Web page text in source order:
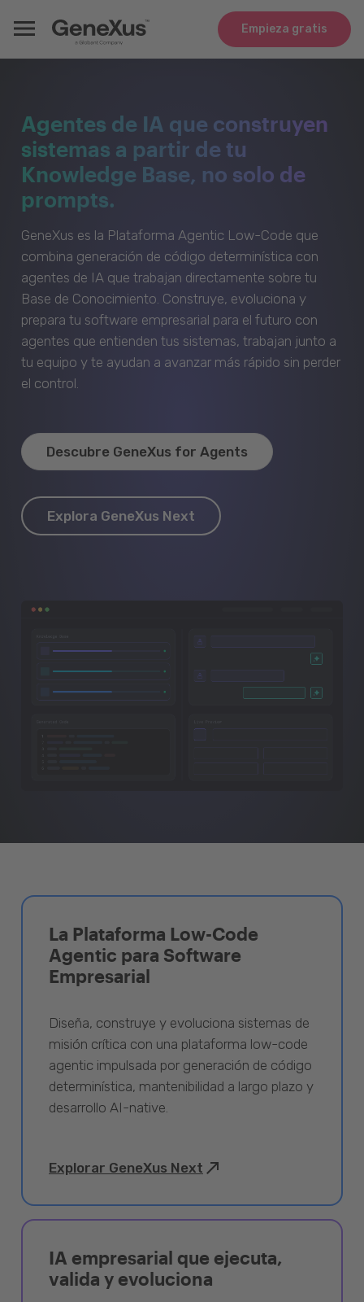
Empieza gratis
Agentes de IA que construyen
sistemas a partir de tu
Knowledge Base, no solo de
prompts.
GeneXus es la Plataforma Agentic Low-Code que
combina generación de código determinística con
agentes de IA que trabajan directamente sobre tu
Base de Conocimiento. Construye, evoluciona y
prepara tu software empresarial para el futuro con
agentes que entienden tus sistemas, trabajan junto a
tu equipo y te ayudan a avanzar más rápido sin perder
el control.
Descubre GeneXus for Agents
Explora GeneXus Next
La Plataforma Low-Code
Agentic para Software
Empresarial
Diseña, construye y evoluciona sistemas de
misión crítica con una plataforma low-code
agentic impulsada por generación de código
determinística, mantenibilidad a largo plazo y
desarrollo AI-native.
Explorar GeneXus Next
IA empresarial que ejecuta,
valida y evoluciona